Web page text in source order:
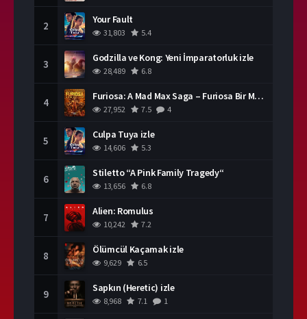
2 Your Fault
31,803 5.4
3 Godzilla ve Kong: Yeni İmparatorluk izle
28,489 6.8
4 Furiosa: A Mad Max Saga – Furiosa Bir Mad Max Destanı
27,952 7.5 4
5 Culpa Tuya izle
14,606 5.3
6 Stiletto “A Pink Family Tragedy“
13,656 6.8
7 Alien: Romulus
10,242 7.2
8 Ölümcül Kaçamak izle
9,629 6.5
9 Sapkın (Heretic) izle
8,968 7.1 1